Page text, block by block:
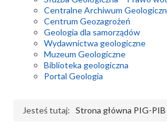
Centralne Archiwum
Centrum Geozagrożeń
Geologia dla samorządów
Wydawnictwa geologiczne
Muzeum Geologiczne
Biblioteka geologiczna
Portal Geologia
Jesteś tutaj: Strona główna PIG-PIB